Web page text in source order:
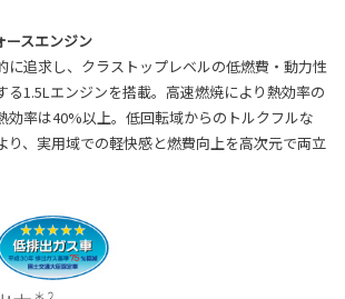
ースエンジン
に追求し、クラストップレベルの低燃費・動力性
る1.5Lエンジンを搭載。高速燃焼により熱効率の
効率は40%以上。低回転域からのトルクフルな
り、実用域での軽快感と燃費向上を高次元で両立